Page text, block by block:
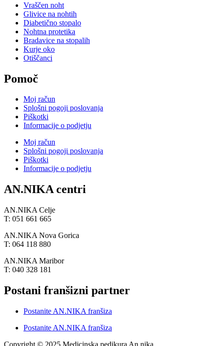
Vraščen noht
Glivice na nohtih
Diabetično stopalo
Nohtna protetika
Bradavice na stopalih
Kurje oko
Otiščanci
Pomoč
Moj račun
Splošni pogoji poslovanja
Piškotki
Informacije o podjetju
Moj račun
Splošni pogoji poslovanja
Piškotki
Informacije o podjetju
AN.NIKA centri
AN.NIKA Celje
T: 051 661 665
AN.NIKA Nova Gorica
T: 064 118 880
AN.NIKA Maribor
T: 040 328 181
Postani franšizni partner
Postanite AN.NIKA franšiza
Postanite AN.NIKA franšiza
Copyright © 2025 Medicinska pedikura An.nika.